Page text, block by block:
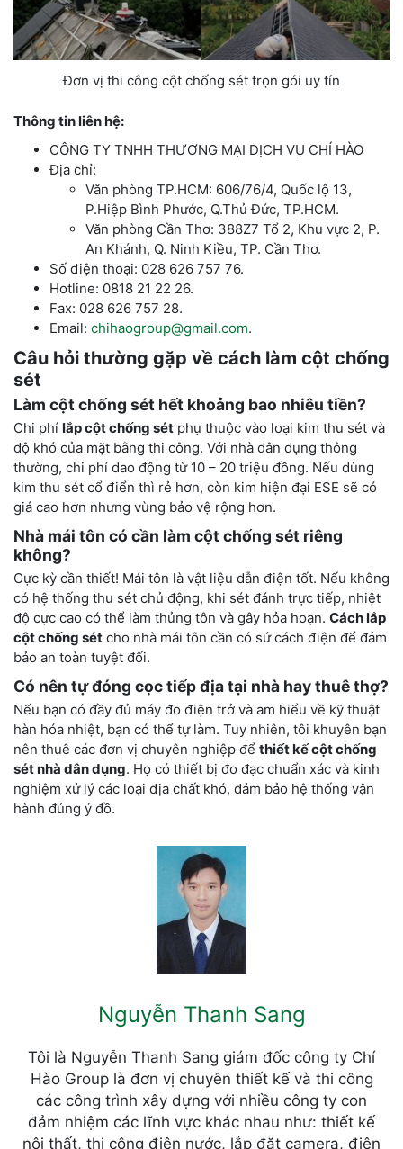
Đơn vị thi công cột chống sét trọn gói uy tín
Thông tin liên hệ:
CÔNG TY TNHH THƯƠNG MẠI DỊCH VỤ CHÍ HÀO
Địa chỉ:
Văn phòng TP.HCM: 606/76/4, Quốc lộ 13,
P.Hiệp Bình Phước, Q.Thủ Đức, TP.HCM.
Văn phòng Cần Thơ: 388Z7 Tổ 2, Khu vực 2, P.
An Khánh, Q. Ninh Kiều, TP. Cần Thơ.
Số điện thoại: 028 626 757 76.
Hotline: 0818 21 22 26.
Fax: 028 626 757 28.
Email: chihaogroup@gmail.com.
Câu hỏi thường gặp về cách làm cột chống
sét
Làm cột chống sét hết khoảng bao nhiêu tiền?
Chi phí lắp cột chống sét phụ thuộc vào loại kim thu sét và
độ khó của mặt bằng thi công. Với nhà dân dụng thông
thường, chi phí dao động từ 10 – 20 triệu đồng. Nếu dùng
kim thu sét cổ điển thì rẻ hơn, còn kim hiện đại ESE sẽ có
giá cao hơn nhưng vùng bảo vệ rộng hơn.
Nhà mái tôn có cần làm cột chống sét riêng
không?
Cực kỳ cần thiết! Mái tôn là vật liệu dẫn điện tốt. Nếu không
có hệ thống thu sét chủ động, khi sét đánh trực tiếp, nhiệt
độ cực cao có thể làm thủng tôn và gây hỏa hoạn. Cách lắp
cột chống sét cho nhà mái tôn cần có sứ cách điện để đảm
bảo an toàn tuyệt đối.
Có nên tự đóng cọc tiếp địa tại nhà hay thuê thợ?
Nếu bạn có đầy đủ máy đo điện trở và am hiểu về kỹ thuật
hàn hóa nhiệt, bạn có thể tự làm. Tuy nhiên, tôi khuyên bạn
nên thuê các đơn vị chuyên nghiệp để thiết kế cột chống
sét nhà dân dụng. Họ có thiết bị đo đạc chuẩn xác và kinh
nghiệm xử lý các loại địa chất khó, đảm bảo hệ thống vận
hành đúng ý đồ.
Nguyễn Thanh Sang
Tôi là Nguyễn Thanh Sang giám đốc công ty Chí
Hào Group là đơn vị chuyên thiết kế và thi công
các công trình xây dựng với nhiều công ty con
đảm nhiệm các lĩnh vực khác nhau như: thiết kế
nội thất, thi công điện nước, lắp đặt camera, điện